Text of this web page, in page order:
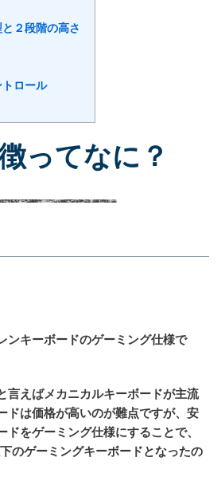
２段階の高さ
ロール
ってなに？
ンキーボードのゲーミング仕様で
言えばメカニカルキーボードが主流
ドは価格が高いのが難点ですが、安
ドをゲーミング仕様にすることで、
のゲーミングキーボードとなったの